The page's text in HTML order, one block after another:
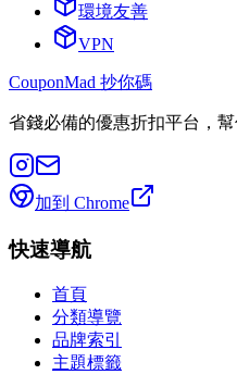
環境友善
VPN
CouponMad 抄你碼
省錢必備的優惠折扣平台，
加到 Chrome
快速導航
首頁
分類導覽
品牌索引
主題標籤